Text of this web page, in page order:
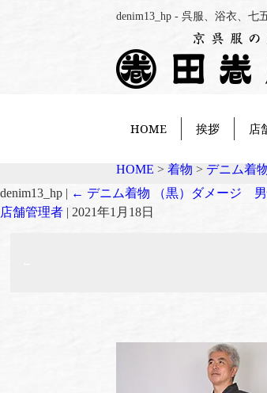
denim13_hp - 呉服、浴衣、
HOME 挨拶 店
HOME > 着物 > デニム着
denim13_hp | ← デニム着物 （黒）ダメージ 男
店舗管理者 | 2021年1月18日